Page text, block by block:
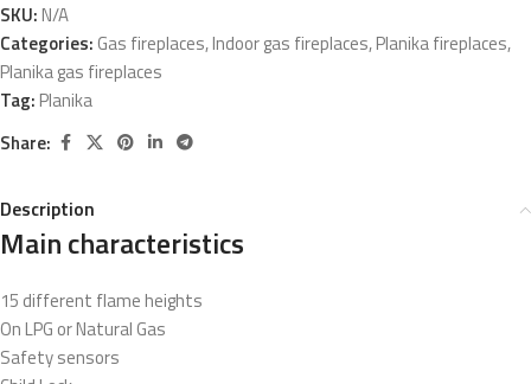
SKU:N/A
Categories: Gas fireplaces,Indoor gas fireplaces,Planika fireplaces,
Planika gas fireplaces
Tag:Planika
Share:
Description
Main characteristics
15 different flame heights
On LPG or Natural Gas
Safety sensors